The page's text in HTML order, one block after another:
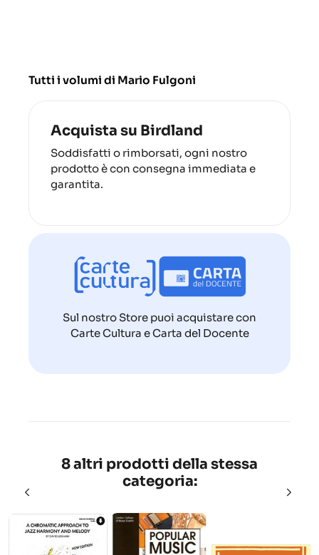
Tutti i volumi di Mario Fulgoni
Acquista su Birdland
Soddisfatti o rimborsati, ogni nostro
prodotto è con consegna immediata e
garantita.
Sul nostro Store puoi acquistare con
Carte Cultura e Carta del Docente
8 altri prodotti della stessa
categoria: